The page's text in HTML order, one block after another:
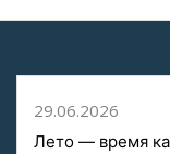
29.06.2026
Лето — время